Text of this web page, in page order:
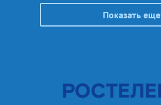
Показать еще